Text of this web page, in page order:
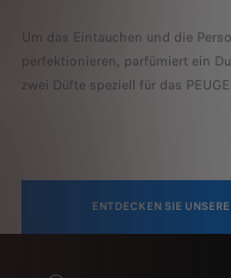
Um das Eintauchen und die
perfektionieren, parfümiert ein
zwei Düfte speziell für das
ENTDECKEN SIE